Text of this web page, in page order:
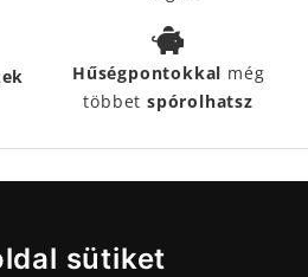
sütiket
Hűségpontokkal még
többetspórolhatsz
SEGÍTIK